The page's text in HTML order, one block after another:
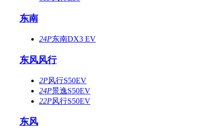
东南
24P东南DX3 EV
东风风行
2P风行S50EV
24P景逸S50EV
22P风行S50EV
东风